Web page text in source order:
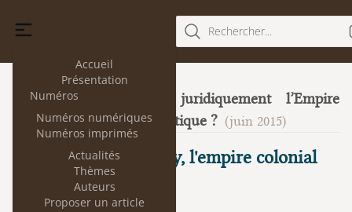
Accueil
Présentation
Numéros
Numéros numériques
Numéros imprimés
Actualités
Thèmes
Auteurs
Proposer un article
Rechercher...
14
Peut-on penser juridiquement l’Empire
comme forme politique ? (juin 2015)
La France libre, Vichy, l'empire colonial
Olivier Beaud